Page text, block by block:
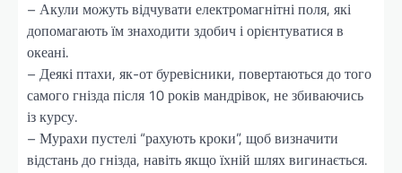
– Акули можуть відчувати електромагнітні поля, які
допомагають їм знаходити здобич і орієнтуватися в
океані.
– Деякі птахи, як-от буревісники, повертаються до того
самого гнізда після 10 років мандрівок, не збиваючись
із курсу.
– Мурахи пустелі “рахують кроки”, щоб визначити
відстань до гнізда, навіть якщо їхній шлях вигинається.